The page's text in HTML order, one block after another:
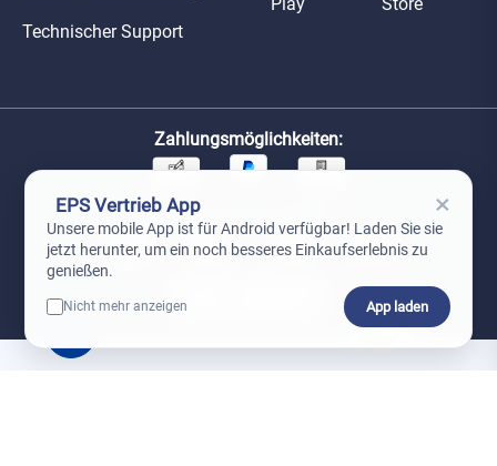
Technischer Support
Zahlungsmöglichkeiten:
Unsere Versandpartner:
EPS Vertrieb App ×
Unsere mobile App ist für Android verfügbar! Laden Sie sie
jetzt herunter, um ein noch besseres Einkaufserlebnis zu
genießen.
Nicht mehr anzeigen App laden